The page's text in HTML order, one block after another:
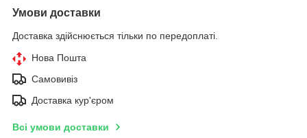
Умови доставки
Доставка здійснюється тільки по передоплаті.
Нова Пошта
Самовивіз
Доставка кур'єром
Всі умови доставки